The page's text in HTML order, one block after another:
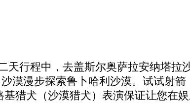
天行程中，去盖斯尔奥萨拉安纳塔
漠漫步探索鲁卜哈利沙漠。试试射
猎犬（沙漠猎犬）表演保证让您在